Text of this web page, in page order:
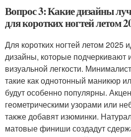
Вопрос 3: Какие дизайны
для коротких ногтей летом
Для коротких ногтей летом 2025
дизайны, которые
визуальной легкости.
такие как однотонный маникюр
будут особенно популярны.
геометрическими узорами или
также добавят изюминки.
матовые финиши создадут